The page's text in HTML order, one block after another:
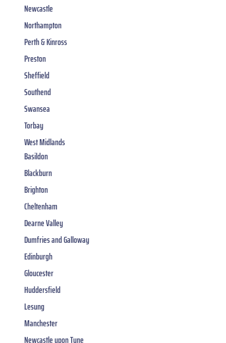
Newcastle
Northampton
Perth & Kinross
Preston
Sheffield
Southend
Swansea
Torbay
West Midlands
Basildon
Blackburn
Brighton
Cheltenham
Dearne Valley
Dumfries and Galloway
Edinburgh
Gloucester
Huddersfield
Lesung
Manchester
Newcastle upon Tyne